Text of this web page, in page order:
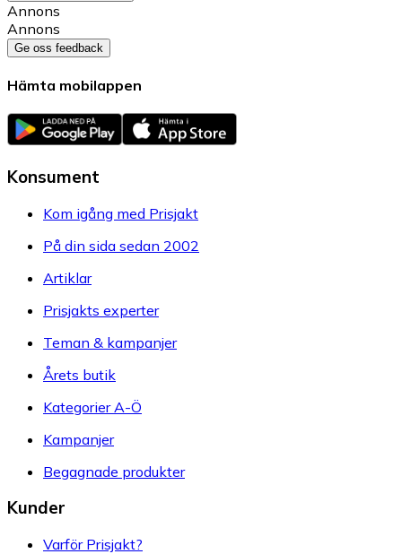
Annons
Annons
Ge oss feedback
Hämta mobilappen
Konsument
Kom igång med Prisjakt
På din sida sedan 2002
Artiklar
Prisjakts experter
Teman & kampanjer
Årets butik
Kategorier A-Ö
Kampanjer
Begagnade produkter
Kunder
Varför Prisjakt?